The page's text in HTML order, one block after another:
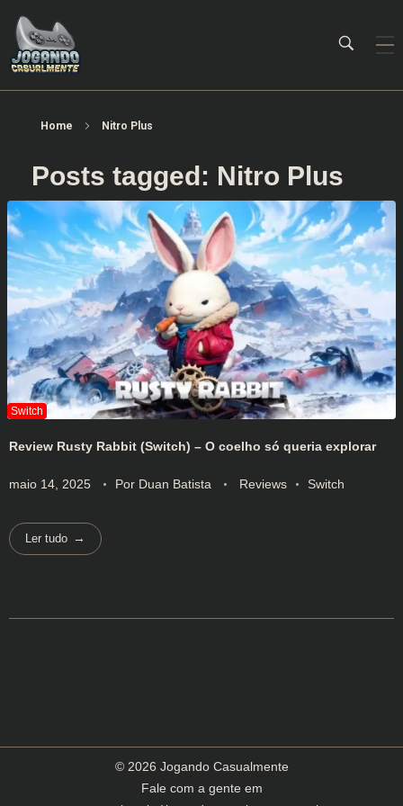
Home Nitro Plus
Posts tagged: Nitro Plus
Review Rusty Rabbit (Switch) – O coelho só queria explorar
maio 14, 2025 Por Duan Batista Reviews Switch
Ler tudo
© 2026 Jogando Casualmente
Fale com a gente em